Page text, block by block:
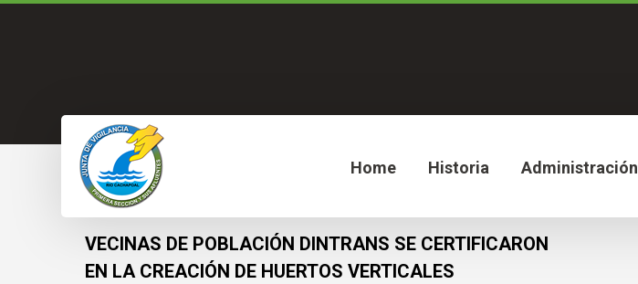
Home Historia Administración
VECINAS DE POBLACIÓN DINTRANS SE CERTIFICARON
EN LA CREACIÓN DE HUERTOS VERTICALES